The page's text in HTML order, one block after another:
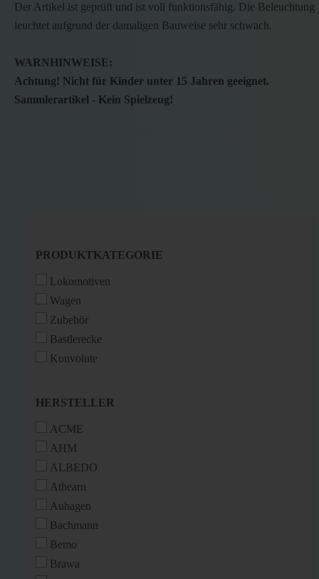
Der Artikel ist geprüft und ist voll funktionsfähig. Die Beleuchtung
leuchtet aufgrund der damaligen Bauweise sehr schwach.
WARNHINWEISE:
Achtung! Nicht für Kinder unter 15 Jahren geeignet.
Sammlerartikel - Kein Spielzeug!
PRODUKTKATEGORIE
PRODUKTKATEGORIE
Lokomotiven
Wagen
Zubehör
Bastlerecke
Konvolute
HERSTELLER
HERSTELLER
ACME
AHM
ALBEDO
Athearn
Auhagen
Bachmann
Bemo
Brawa